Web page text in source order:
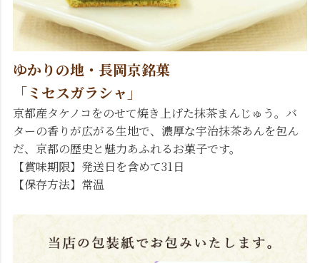
ゆかりの地・長岡京銘菓
「ミセスガラシャ」
京都産タケノコをのせて焼き上げた抹茶まんじゅう。バ
ターの香りが広がる生地で、濃厚な宇治抹茶あんを包ん
だ、京都の歴史と魅力あふれるお菓子です。
【賞味期限】発送日を含めて31日
【保存方法】常温